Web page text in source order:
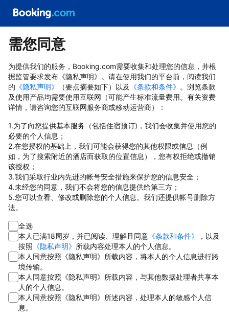
需您同意
为提供我们的服务，Booking.com需要收集和处理您的信息，并根
据监管要求发布《隐私声明》。请在使用我们的平台前，阅读我们
的 《隐私声明》 （要点摘要如下）以及 《条款和条件》 。浏览条款
及使用产品均需要使用互联网（可能产生标准流量费用。有关资费
详情，请咨询您的互联网服务商或移动运营商）：
1.为了向您提供基本服务（包括住宿预订)，我们会收集并使用您的
必要的个人信息；
2.在您授权的基础上，我们可能会获得您的其他权限或信息（例
如，为了搜索附近的酒店而获取的位置信息），您有权拒绝或撤销
该授权；
3.我们采取行业内先进的帐号安全措施来保护您的信息安全；
4.未经您的同意，我们不会将您的信息提供给第三方；
5.您可以查看、修改或删除您的个人信息。我们还提供帐号删除方
法。
全选
本人已满18周岁，并已阅读、理解且同意 《条款和条件》
，以及
按照 《隐私声明》 所载内容处理本人的个人信息。
本人同意按照《隐私声明》所载内容，将本人的个人信息进行跨
境传输。
本人同意按照《隐私声明》所载内容，与其他数据处理者共享本
人的个人信息。
本人同意按照《隐私声明》所述内容，处理本人的敏感个人信
息。